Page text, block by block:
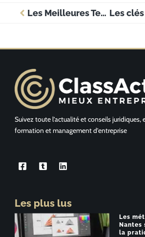
Les Meilleures Techniques de Gestion de Projet pour Optimiser la Performance en Entreprise
Suivez toute l’actualité et conseils juridiques,
formation et management d’entreprise
Les plus lus
Les
Nantes
la